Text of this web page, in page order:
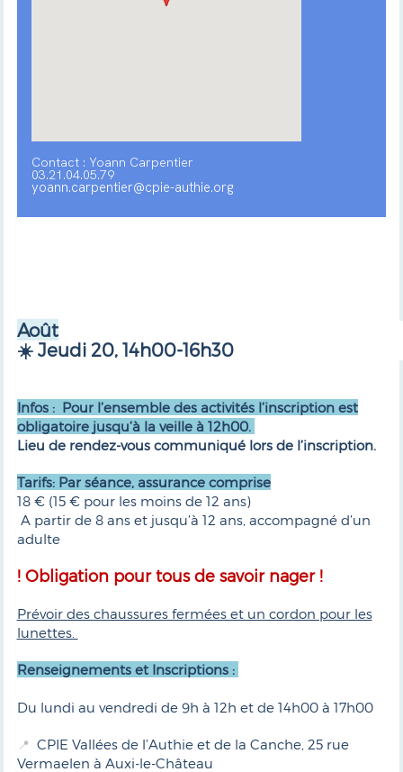
Contact : Yoann Carpentier
03.21.04.05.79
yoann.carpentier@cpie-authie.org
Août
☀️ Jeudi 20, 14h00-16h30
Infos : Pour l’ensemble des activités l’inscription est
obligatoire jusqu’à la veille à 12h00.
Lieu de rendez-vous communiqué lors de l’inscription.
Tarifs: Par séance, assurance comprise
18 € (15 € pour les moins de 12 ans)
A partir de 8 ans et jusqu’à 12 ans, accompagné d’un
adulte
! Obligation pour tous de savoir nager !
Prévoir des chaussures fermées et un cordon pour les
lunettes.
Renseignements et Inscriptions :
Du lundi au vendredi de 9h à 12h et de 14h00 à 17h00
📍 CPIE Vallées de l’Authie et de la Canche, 25 rue
Vermaelen à Auxi-le-Château